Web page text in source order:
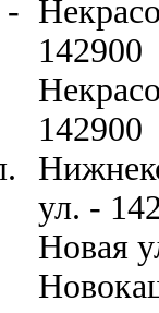
-
142900
142900
ул. -
Новая